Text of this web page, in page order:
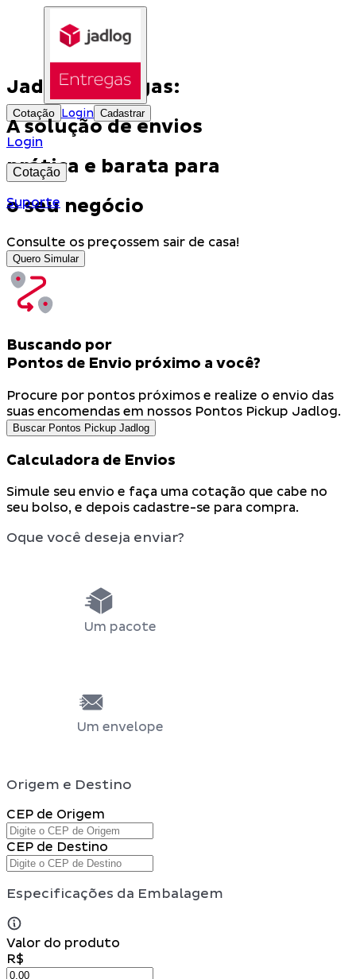
Cotação Login Cadastrar
Login
Cotação
Suporte
Jadlog Entregas:
A solução de envios
prática e barata para
o seu negócio
Consulte os preçossem sair de casa!
Quero Simular
Buscando por
Pontos de Envio próximo a você?
Procure por pontos próximos e realize o envio das
suas encomendas em nossos Pontos Pickup Jadlog.
Buscar Pontos Pickup Jadlog
Calculadora de Envios
Simule seu envio e faça uma cotação que cabe no
seu bolso, e depois cadastre-se para compra.
Oque você deseja enviar?
Um pacote
Um envelope
Origem e Destino
CEP de Origem
CEP de Destino
Especificações da Embalagem
Valor do produto
R$